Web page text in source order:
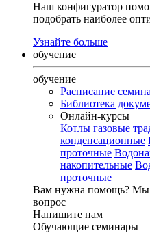
Наш конфигуратор
подобрать наиболее
Узнайте больше
обучение
обучение
Расписание
Библиотека
Онлайн-курсы
Котлы газовые
конденсационные
проточные
накопительные
проточные
Вам нужна помощь? Мы
вопрос
Напишите нам
Обучающие семинары